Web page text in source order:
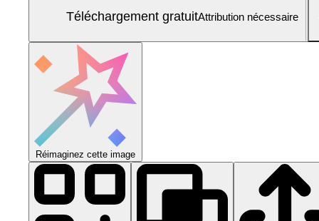
Téléchargement gratuitAttribution nécessaire
Réimaginez cette image